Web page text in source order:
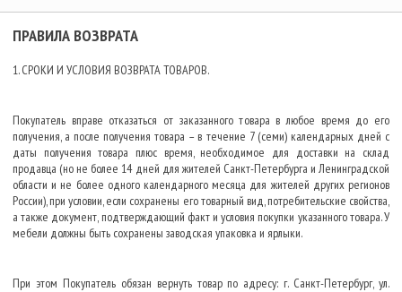
ПРАВИЛА ВОЗВРАТА
1. СРОКИ И УСЛОВИЯ ВОЗВРАТА ТОВАРОВ.
Покупатель вправе отказаться от заказанного товара в любое время до его
получения, а после получения товара – в течение 7 (семи) календарных дней с
даты получения товара плюс время, необходимое для доставки на склад
продавца (но не более 14 дней для жителей Санкт-Петербурга и Ленинградской
области и не более одного календарного месяца для жителей других регионов
России), при условии, если сохранены его товарный вид, потребительские свойства,
а также документ, подтверждающий факт и условия покупки указанного товара. У
мебели должны быть сохранены заводская упаковка и ярлыки.
При этом Покупатель обязан вернуть товар по адресу: г. Санкт-Петербург, ул.